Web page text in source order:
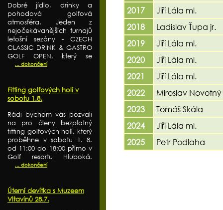
Dobré jídlo, drinky a
pohodová golfová
atmosféra. Jeden z
nejočekávanějších turnajů
letošní sezóny - CZECH
CLASSIC DRINK & GASTRO
GOLF OPEN, který se
... dokončení
Fitting golfových holí v
sobotu 1.8.
Rádi bychom vás pozvali
na pro členy bezplatný
fitting golfových holí, který
proběhne v sobotu 1. 8.
od 11:00 do 18:00 přímo v
Golf resortu Hluboká.
... dokončení
Úterní devítka s Muzeem
Vltavínů 28.7.
2017
Jiří Lála ml.
2018
Ladislav Ťupa jr.
2019
Jiří Lála ml.
2020
Jiří Lála ml.
2021
Jiří Lála ml.
2022
Miroslav Novotný
2023
Tomáš Skála
2024
Jiří Lála ml.
2025
Petr Podlaha